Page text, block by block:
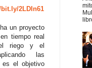
2LDIn61
un proyecto
tiempo real
riego y el
las
es el objetivo